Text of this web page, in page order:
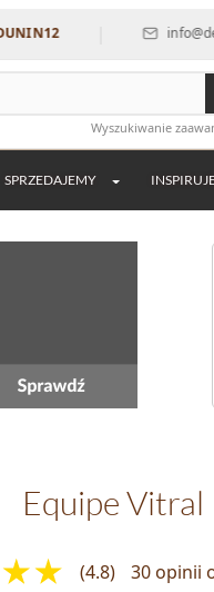
| info@dekordia.pl
Wyszukiwanie
SPRZEDAJEMY
Equipe Vitral
(4.8) 30 opinii